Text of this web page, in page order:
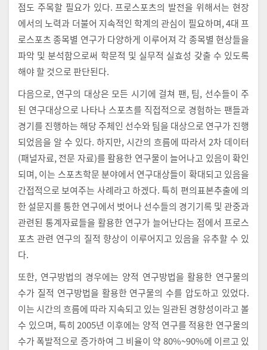
점도 주목할 필요가 있다. 프로스포츠의 발전을 위해서는 현장
에서의 노력과 더불어 지속적인 학계의 관심이 필요하며, 4대 프
로스포츠 종목별 연구가 다양하게 이루어져 각 종목별 현상들을
파악 및 분석함으로써 학문적 및 실무적 실효성 갖출 수 있도록
해야 할 것으로 판단된다.
다음으로, 연구의 대상은 모든 시기에 걸쳐 팬, 팀, 선수들이 주
된 연구대상으로 나타나 스포츠를 직접적으로 경험하는 팬들과
경기를 진행하는 해당 주체인 선수와 팀을 대상으로 연구가 진행
되었음을 알 수 있다. 하지만, 시간의 흐름에 따라서 2차 데이터
(패널자료, 전문 자료)를 활용한 연구물이 늘어나고 있음이 확인
되며, 이는 스포츠학문 분야에서 연구대상들이 확대되고 있음을
간접적으로 보여주는 사례라고 하겠다. 특히 편의표본추출에 의
한 설문지를 통한 연구에서 벗어나 선수들의 경기기록 및 관중과
관련된 통계자료들을 활용한 연구가 늘어난다는 점에서 프로스
포츠 관련 연구의 질적 향상이 이루어지고 있음을 유추할 수 있
다.
또한, 연구방법의 경우에는 양적 연구방법을 활용한 연구물의
수가 질적 연구방법을 활용한 연구물의 수를 압도하고 있었다.
이는 시간의 흐름에 따라 지속되고 있는 일관된 경향성이라고 볼
수 있으며, 특히 2005년 이후에는 양적 연구를 적용한 연구물의
수가 폭발적으로 증가하여 그 비율이 약 80%~90%에 이르고 있